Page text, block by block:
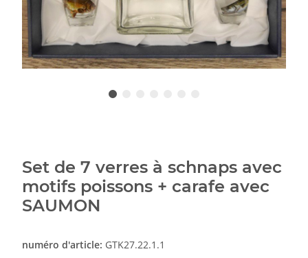
Set de 7 verres à schnaps avec
motifs poissons + carafe avec
SAUMON
numéro d'article: GTK27.22.1.1